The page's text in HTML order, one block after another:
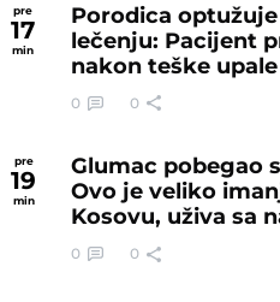
pre
17
min
Porodica optužuje
lečenju: Pacijent
nakon teške
0 0
pre
19
min
Glumac pobegao
Ovo je veliko
Kosovu, uživa sa
0 0